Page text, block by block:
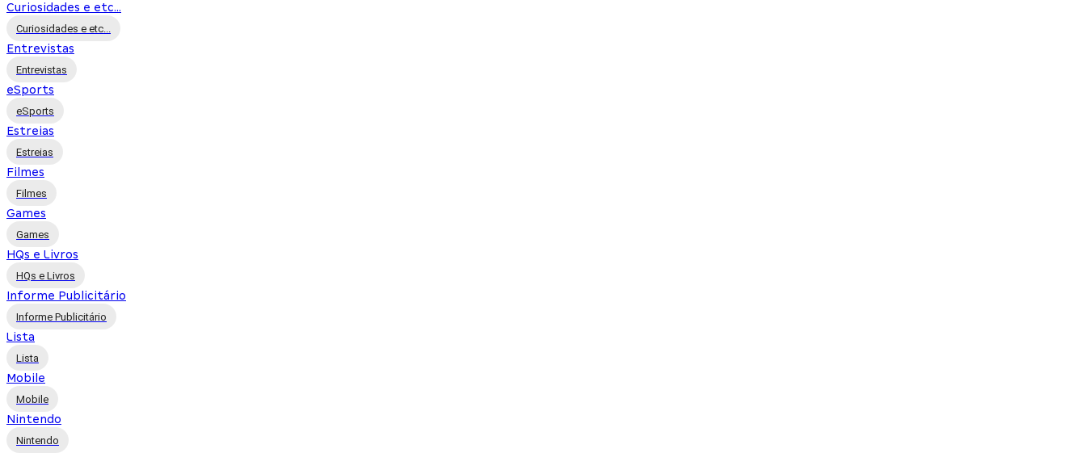
Curiosidades e etc...
Curiosidades e etc...
Entrevistas
Entrevistas
eSports
eSports
Estreias
Estreias
Filmes
Filmes
Games
Games
HQs e Livros
HQs e Livros
Informe Publicitário
Informe Publicitário
Lista
Lista
Mobile
Mobile
Nintendo
Nintendo